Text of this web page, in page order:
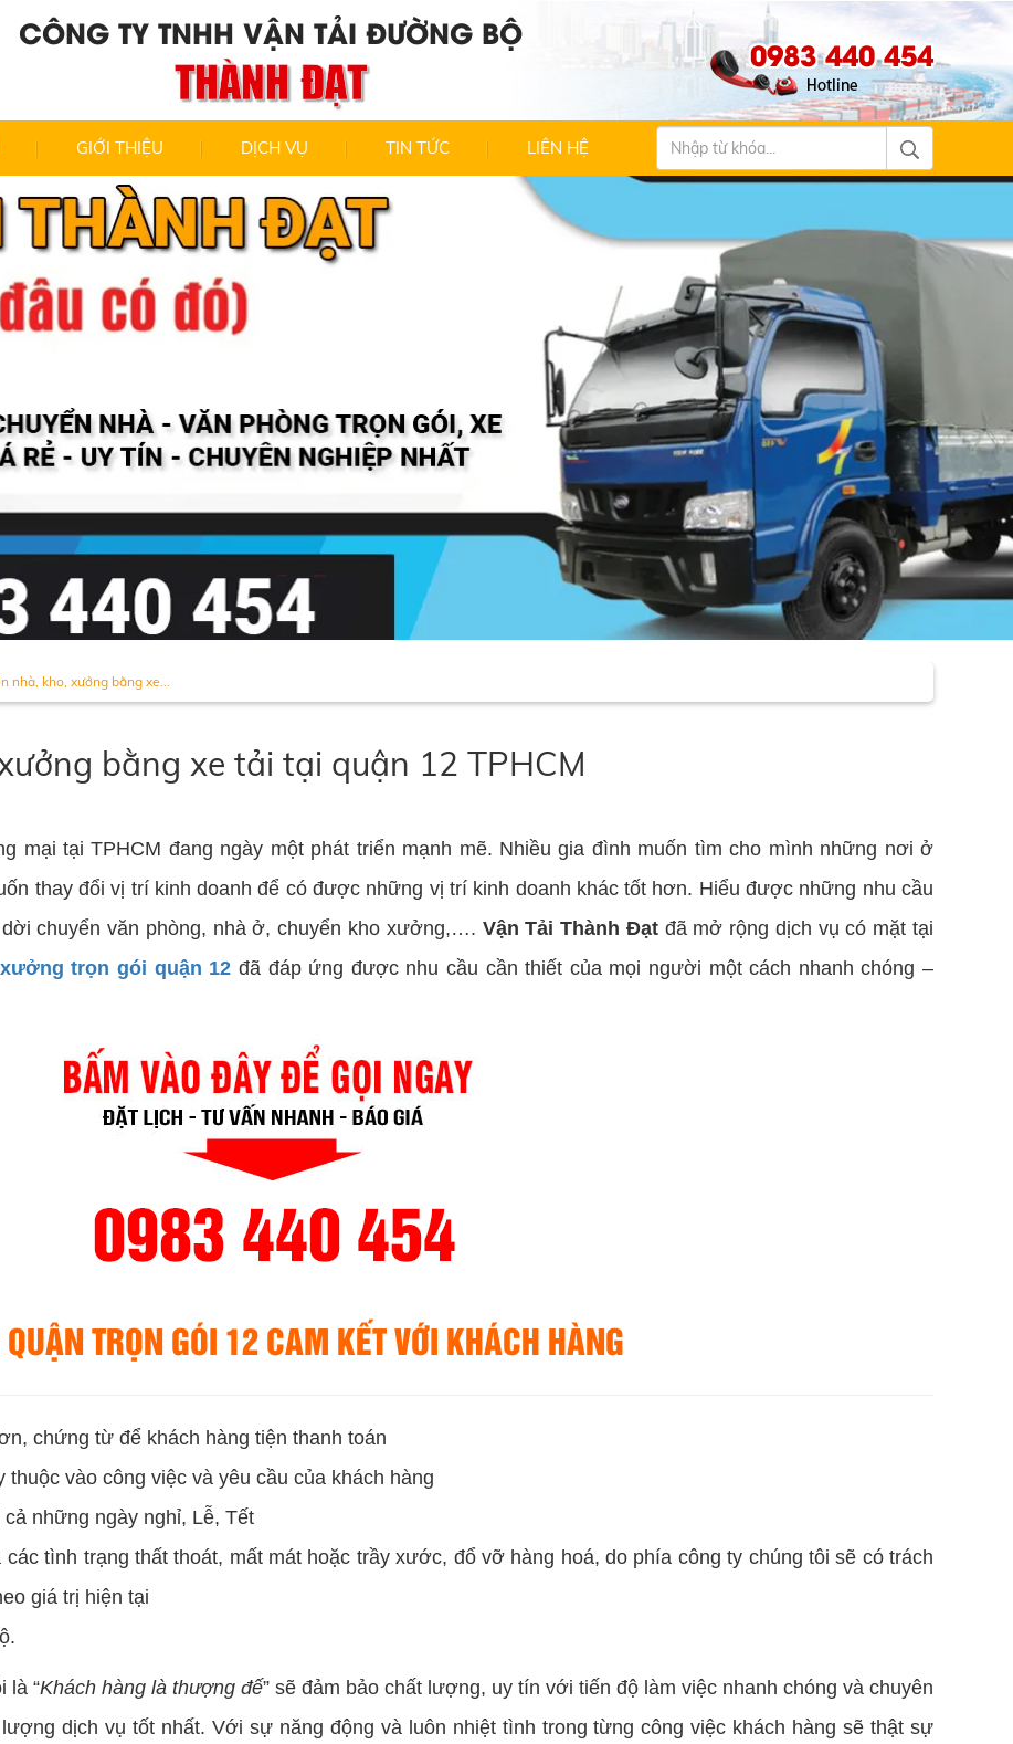
CÔNG TY TNHH VẬN TẢI ĐƯỜNG BỘ
THÀNH ĐẠT 0983 440 454
GIỚI THIỆU DỊCH VỤ TIN TỨC LIÊN HỆ
nhà, kho, xưởng bằng xe...
bằng xe tải tại quận 12 TPHCM
mại tại TPHCM đang ngày một phát triển mạnh mẽ. Nhiều gia đình muốn tìm cho mình những nơi ở
thay đổi vị trí kinh doanh để có được những vị trí kinh doanh khác tốt hơn. Hiểu được những nhu cầu
chuyển văn phòng, nhà ở, chuyển kho xưởng,…. Vận Tải Thành Đạtđã mở rộng dịch vụ có mặt tại
trọn gói quận 12 đã đáp ứng được nhu cầu cần thiết của mọi người một cách nhanh chóng –
TRỌN GÓI 12 CAM KẾT VỚI KHÁCH HÀNG
chứng từ để khách hàng tiện thanh toán
vào công việc và yêu cầu của khách hàng
những ngày nghỉ, Lễ, Tết
tình trạng thất thoát, mất mát hoặc trầy xước, đổ vỡ hàng hoá, do phía công ty chúng tôi sẽ có trách
giá trị hiện tại
là “Khách hàng là thượng đế” sẽ đảm bảo chất lượng, uy tín với tiến độ làm việc nhanh chóng và chuyên
dịch vụ tốt nhất. Với sự năng động và luôn nhiệt tình trong từng công việc khách hàng sẽ thật sự